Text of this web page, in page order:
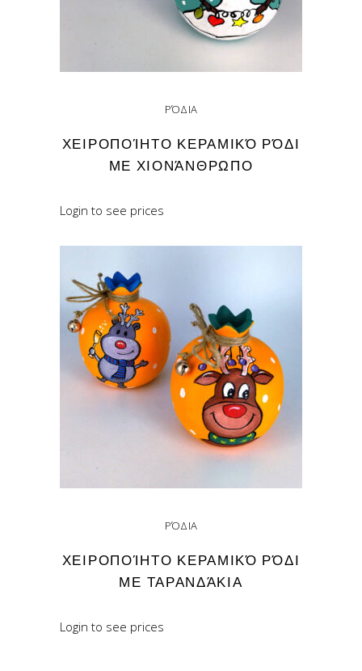
ΡΌΔΙΑ
ΧΕΙΡΟΠΟΊΗΤΟ ΚΕΡΑΜΙΚΌ ΡΌΔΙ
ΜΕ ΧΙΟΝΆΝΘΡΩΠΟ
READ MORE
Login to see prices
ΡΌΔΙΑ
ΧΕΙΡΟΠΟΊΗΤΟ ΚΕΡΑΜΙΚΌ ΡΌΔΙ
ΜΕ ΤΑΡΑΝΔΆΚΙΑ
READ MORE
Login to see prices